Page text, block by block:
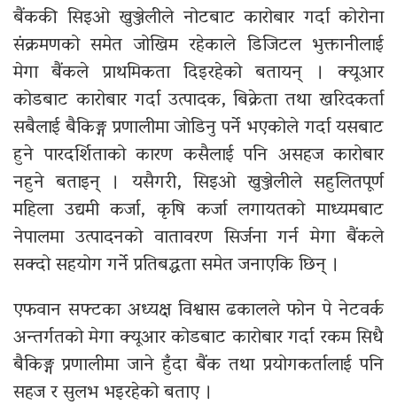
बैंककी सिइओ खुञ्जेलीले नोटबाट कारोबार गर्दा कोरोना
संक्रमणको समेत जोखिम रहेकाले डिजिटल भुक्तानीलाई
मेगा बैंकले प्राथमिकता दिइरहेको बतायन् । क्यूआर
कोडबाट कारोबार गर्दा उत्पादक, बिक्रेता तथा खरिदकर्ता
सबैलाई बैकिङ्ग प्रणालीमा जोडिनु पर्ने भएकोले गर्दा यसबाट
हुने पारदर्शिताको कारण कसैलाई पनि असहज कारोबार
नहुने बताइन् । यसैगरी, सिइओ खुञ्जेलीले सहुलितपूर्ण
महिला उद्यमी कर्जा, कृषि कर्जा लगायतको माध्यमबाट
नेपालमा उत्पादनको वातावरण सिर्जना गर्न मेगा बैंकले
सक्दो सहयोग गर्ने प्रतिबद्धता समेत जनाएकि छिन् ।
एफवान सफ्टका अध्यक्ष विश्वास ढकालले फोन पे नेटवर्क
अन्तर्गतको मेगा क्यूआर कोडबाट कारोबार गर्दा रकम सिधै
बैकिङ्ग प्रणालीमा जाने हुँदा बैंक तथा प्रयोगकर्तालाई पनि
सहज र सुलभ भइरहेको बताए ।